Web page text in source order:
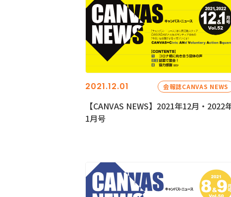
2021.12.01 会報誌CANVAS NEWS
【CANVAS NEWS】2021年12月・2022
1月号